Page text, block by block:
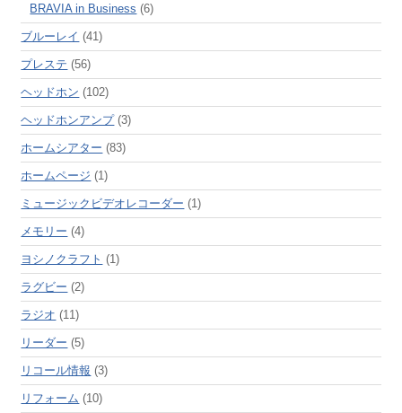
BRAVIA in Business (6)
ブルーレイ (41)
プレステ (56)
ヘッドホン (102)
ヘッドホンアンプ(3)
ホームシアター (83)
ホームページ (1)
ミュージックビデオレコーダー (1)
メモリー (4)
ヨシノクラフト (1)
ラグビー (2)
ラジオ (11)
リーダー (5)
リコール情報 (3)
リフォーム (10)